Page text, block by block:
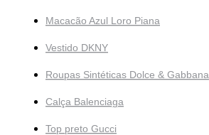
Macacão Azul Loro Piana
Vestido DKNY
Roupas Sintéticas Dolce & Gabbana
Calça Balenciaga
Top preto Gucci